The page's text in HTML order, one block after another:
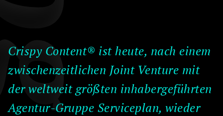
Crispy Content® ist heute, nach einem
zwischenzeitlichen Joint Venture mit
der weltweit größten inhabergeführten
Agentur-Gruppe Serviceplan, wieder